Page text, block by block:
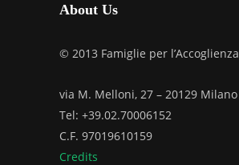
About Us
© 2013 Famiglie per l’Accoglienza
via M. Melloni, 27 – 20129 Milano
Tel: +39.02.70006152
C.F. 97019610159
Credits